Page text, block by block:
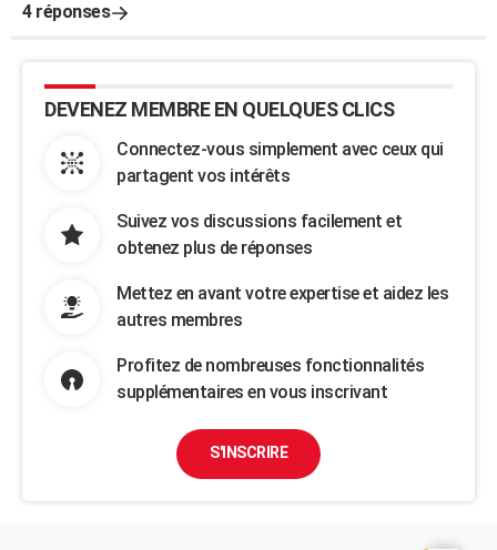
4 réponses
DEVENEZ MEMBRE EN QUELQUES CLICS
Connectez-vous simplement avec ceux qui
partagent vos intérêts
Suivez vos discussions facilement et
obtenez plus de réponses
Mettez en avant votre expertise et aidez les
autres membres
Profitez de nombreuses fonctionnalités
supplémentaires en vous inscrivant
S'INSCRIRE